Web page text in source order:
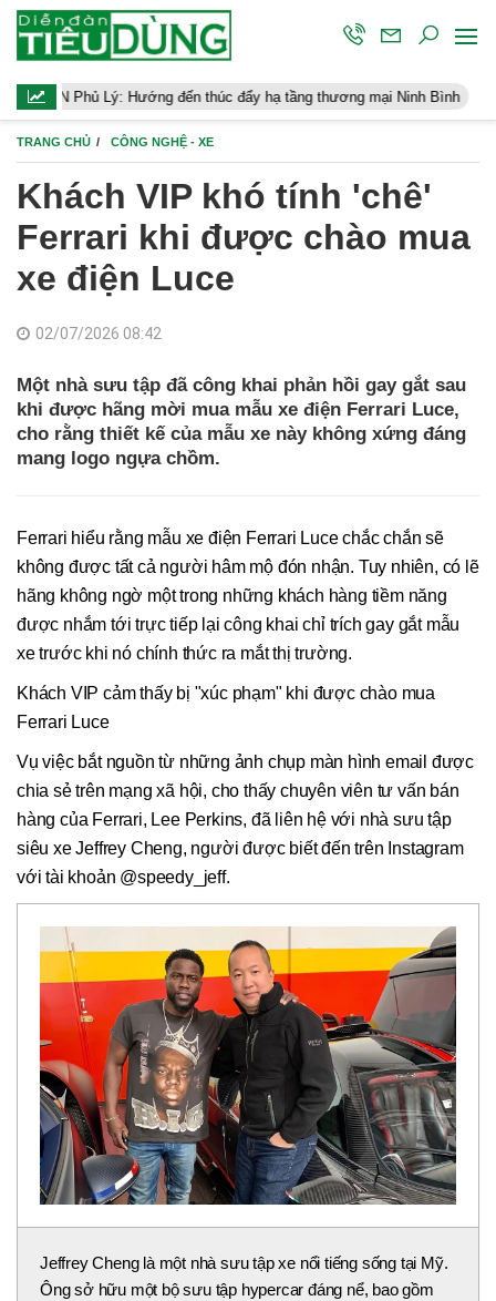
Hướng đến thúc đẩy hạ tầng thương mại Ninh Bình Điều hành
TRANG CHỦ CÔNG NGHỆ - XE
Khách VIP khó tính 'chê'
Ferrari khi được chào mua
xe điện Luce
02/07/2026 08:42
Một nhà sưu tập đã công khai phản hồi gay gắt sau
khi được hãng mời mua mẫu xe điện Ferrari Luce,
cho rằng thiết kế của mẫu xe này không xứng đáng
mang logo ngựa chồm.
Ferrari hiểu rằng mẫu xe điện Ferrari Luce chắc chắn sẽ
không được tất cả người hâm mộ đón nhận. Tuy nhiên, có lẽ
hãng không ngờ một trong những khách hàng tiềm năng
được nhắm tới trực tiếp lại công khai chỉ trích gay gắt mẫu
xe trước khi nó chính thức ra mắt thị trường.
Khách VIP cảm thấy bị "xúc phạm" khi được chào mua
Ferrari Luce
Vụ việc bắt nguồn từ những ảnh chụp màn hình email được
chia sẻ trên mạng xã hội, cho thấy chuyên viên tư vấn bán
hàng của Ferrari, Lee Perkins, đã liên hệ với nhà sưu tập
siêu xe Jeffrey Cheng, người được biết đến trên Instagram
với tài khoản @speedy_jeff.
Jeffrey Cheng là một nhà sưu tập xe nổi tiếng sống tại Mỹ.
Ông sở hữu một bộ sưu tập hypercar đáng nể, bao gồm